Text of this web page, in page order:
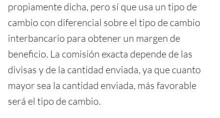
propiamente dicha, pero sí que usa un tipo de
cambio con diferencial sobre el tipo de cambio
interbancario para obtener un margen de
beneficio. La comisión exacta depende de las
divisas y de la cantidad enviada, ya que cuanto
mayor sea la cantidad enviada, más favorable
será el tipo de cambio.